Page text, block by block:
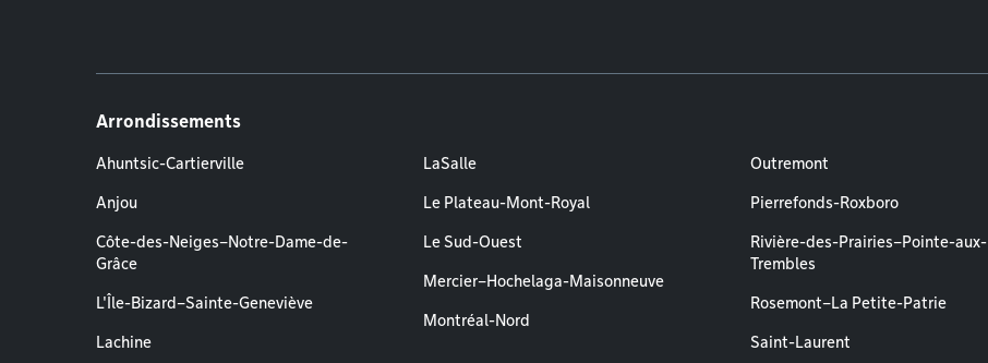
Arrondissements
Ahuntsic-Cartierville
Anjou
Côte-des-Neiges–Notre-Dame-de-
Grâce
L'Île-Bizard–Sainte-Geneviève
Lachine
LaSalle
Le Plateau-Mont-Royal
Le Sud-Ouest
Mercier–Hochelaga-Maisonneuve
Montréal-Nord
Outremont
Pierrefonds-Roxboro
Rivière-des-Prairies–Pointe-aux-
Trembles
Rosemont–La Petite-Patrie
Saint-Laurent